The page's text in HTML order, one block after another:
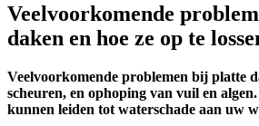
Veelvoorkomende
daken en hoe ze op te
Veelvoorkomende problemen bij platte
scheuren, en ophoping van vuil en
kunnen leiden tot waterschade aan uw